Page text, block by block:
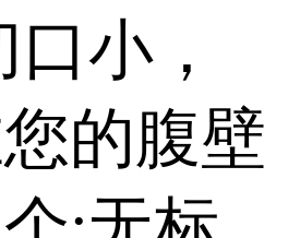
小，
的腹壁